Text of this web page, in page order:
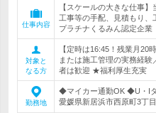
仕事内容
【スケールの大きな仕事
工事等の手配、見積もり
プラチナくるみん認定企業
対象と
なる方
【定時は16:45！残業月20
または施工管理の実務経
者は歓迎 ★福利厚生充実
勤務地
◆マイカー通勤OK ◆U・I
愛媛県新居浜市西原町3丁